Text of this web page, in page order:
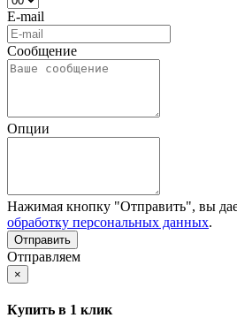
E-mail
Сообщение
Опции
Нажимая кнопку "Отправить", вы
обработку персональных данных.
Отправляем
×
Купить в 1 клик